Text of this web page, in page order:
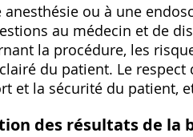
ou à une
au médecin et de
la procédure‚ les
du patient. Le
et la sécurité du patient‚
des résultats de la